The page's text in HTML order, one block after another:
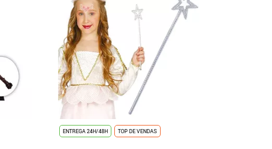
ENTREGA 24H/48H TOP DE VENDAS